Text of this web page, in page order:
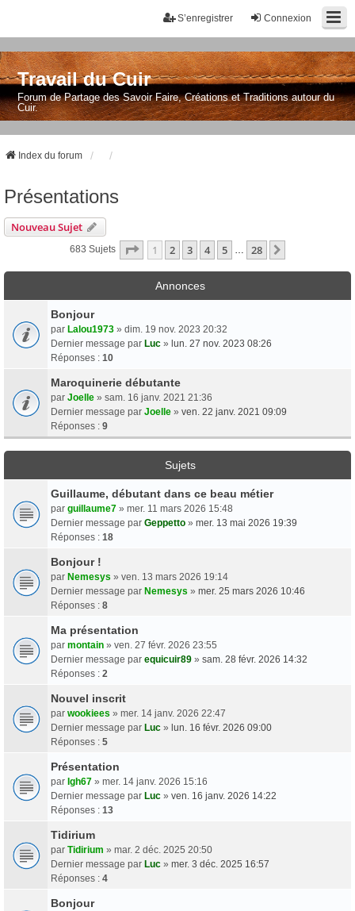
Connexion
S’enregistrer
Travail du Cuir
Forum de Partage des Savoir Faire, Créations et Traditions autour du
Cuir.
Index du forum
Présentations
Nouveau Sujet
683 Sujets Page 1Sur
1 2 3 4 5 28
Annonces
Bonjour
par Lalou1973 » dim. 19 nov. 2023 20:32
Dernier message par Luc » lun. 27 nov. 2023 08:26
Réponses : 10
Maroquinerie débutante
par Joelle » sam. 16 janv. 2021 21:36
Dernier message par Joelle » ven. 22 janv. 2021 09:09
Réponses : 9
Sujets
Guillaume, débutant dans ce beau métier
par guillaume7 » mer. 11 mars 2026 15:48
Dernier message par Geppetto » mer. 13 mai 2026 19:39
Réponses : 18
Bonjour !
par Nemesys » ven. 13 mars 2026 19:14
Dernier message par Nemesys » mer. 25 mars 2026 10:46
Réponses : 8
Ma présentation
par montain » ven. 27 févr. 2026 23:55
Dernier message par equicuir89 » sam. 28 févr. 2026 14:32
Réponses : 2
Nouvel inscrit
par wookiees » mer. 14 janv. 2026 22:47
Dernier message par Luc » lun. 16 févr. 2026 09:00
Réponses : 5
Présentation
par Igh67 » mer. 14 janv. 2026 15:16
Dernier message par Luc » ven. 16 janv. 2026 14:22
Réponses : 13
Tidirium
par Tidirium » mar. 2 déc. 2025 20:50
Dernier message par Luc » mer. 3 déc. 2025 16:57
Réponses : 4
Bonjour